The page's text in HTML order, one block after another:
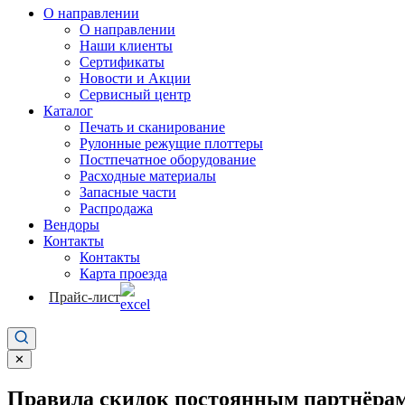
О направлении
О направлении
Наши клиенты
Сертификаты
Новости и Акции
Сервисный центр
Каталог
Печать и сканирование
Рулонные режущие плоттеры
Постпечатное оборудование
Расходные материалы
Запасные части
Распродажа
Вендоры
Контакты
Контакты
Карта проезда
Прайс-лист
✕
Правила скидок постоянным